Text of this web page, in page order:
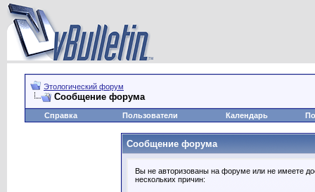
Этологический форум
Сообщение форума
Справка Пользователи Календарь
Сообщение форума
Вы не авторизованы на форуме или не имеете
нескольких причин: